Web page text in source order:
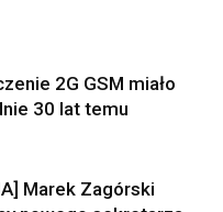
2G GSM miało
30 lat temu
Marek Zagórski